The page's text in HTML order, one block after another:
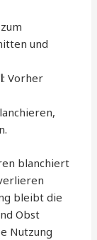
und
: Vorher
blanchiert
bleibt die
Obst
Nutzung